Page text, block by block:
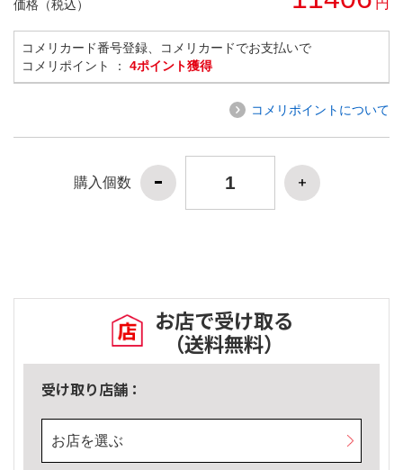
価格（税込）
コメリカード番号登録、コメリカードでお支払いで
コメリポイント ： 4ポイント獲得
コメリポイントについて
購入個数
お店で受け取る
（送料無料）
受け取り店舗：
お店を選ぶ